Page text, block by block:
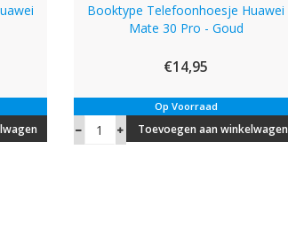
Booktype Telefoonhoesje Huawei
Mate 30 Pro - Goud
€14,95
Op Voorraad
Toevoegen aan winkelwagen